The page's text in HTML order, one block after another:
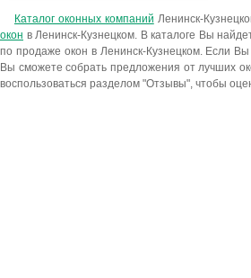
Каталог оконных компаний Ленинск-
окон в Ленинск-Кузнецком. В каталоге Вы
по продаже окон в Ленинск-Кузнецком. Если
Вы сможете собрать предложения от лучших
воспользоваться разделом "Отзывы", чтобы